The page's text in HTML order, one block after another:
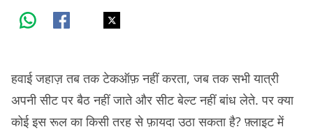
हवाई जहाज़ तब तक टेकऑफ़ नहीं करता, जब तक सभी यात्री
अपनी सीट पर बैठ नहीं जाते और सीट बेल्ट नहीं बांध लेते. पर क्या
कोई इस रूल का किसी तरह से फ़ायदा उठा सकता है? फ़्लाइट में